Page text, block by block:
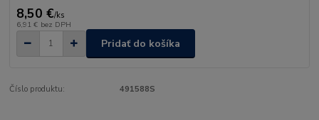
8,50 €/ks
6,91 € bez DPH
Pridať do košíka
Číslo produktu: 491588S